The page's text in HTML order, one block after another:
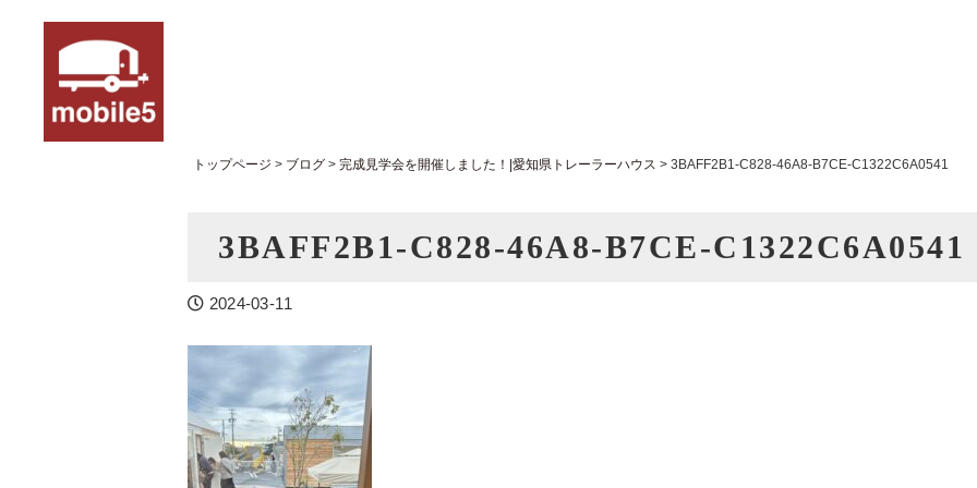
トップページ > ブログ > 完成見学会を開催しました！|愛知県トレーラーハウス > 3BAFF2B1-C828-46A8-B7CE-C1322C6A0541
3BAFF2B1-C828-46A8-B7CE-C1322C6A0541
2024-03-11